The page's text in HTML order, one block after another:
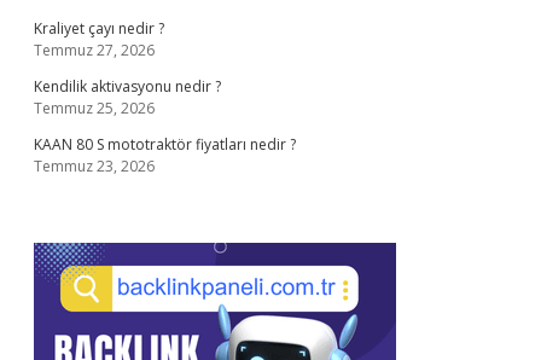
Kraliyet çayı nedir ?
Temmuz 27, 2026
Kendilik aktivasyonu nedir ?
Temmuz 25, 2026
KAAN 80 S mototraktör fiyatları nedir ?
Temmuz 23, 2026